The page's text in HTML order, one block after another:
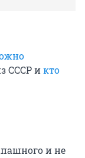
СССР икто
и не